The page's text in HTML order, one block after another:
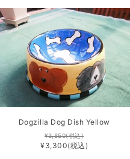
Dogzilla Dog Dish Yellow
¥3,850(税込)
¥3,300(税込)